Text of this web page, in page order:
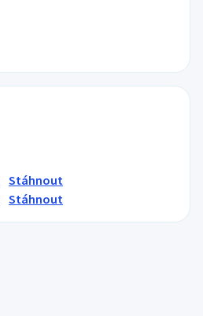
Stáhnout
Stáhnout